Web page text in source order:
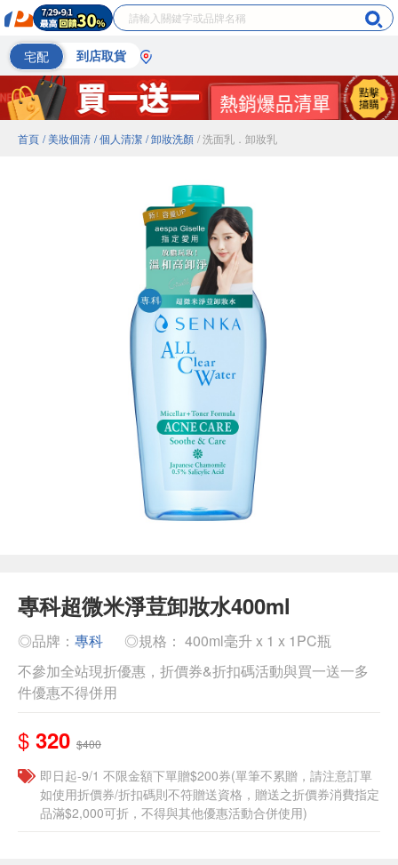
宅配 到店取貨
首頁 / 美妝個清 / 個人清潔 / 卸妝洗顏 / 洗面乳．卸妝乳
專科超微米淨荳卸妝水400ml
◎品牌： 專科
◎規格： 400ml毫升 x 1 x 1PC瓶
不參加全站現折優惠，折價券&折扣碼活動與買一送一多
件優惠不得併用
$ 320 $400
即日起-9/1 不限金額下單贈$200券(單筆不累贈，請注意訂單
如使用折價券/折扣碼則不符贈送資格，贈送之折價券消費指定
品滿$2,000可折，不得與其他優惠活動合併使用)